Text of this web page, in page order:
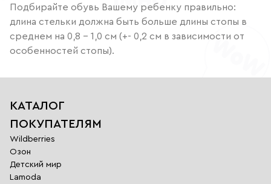
Подбирайте обувь Вашему ребенку правильно:
длина стельки должна быть больше длины стопы в
среднем на 0,8 – 1,0 см (+- 0,2 см в зависимости от
особенностей стопы).
КАТАЛОГ
ПОКУПАТЕЛЯМ
Wildberries
Озон
Детский мир
Lamoda